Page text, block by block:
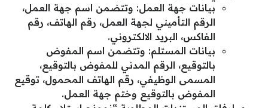
بيانات جهة العمل: وتتضمن اسم جهة العمل،
الرقم التأميني لجهة العمل، رقم الهاتف، رقم
الفاكس، البريد الالكتروني.
بيانات المستلم: وتتضمن اسم المفوض
بالتوقيع، الرقم المدني للمفوض بالتوقيع،
المسمى الوظيفي، رقم الهاتف المحمول، توقيع
المفوض بالتوقيع وختم جهة العمل.